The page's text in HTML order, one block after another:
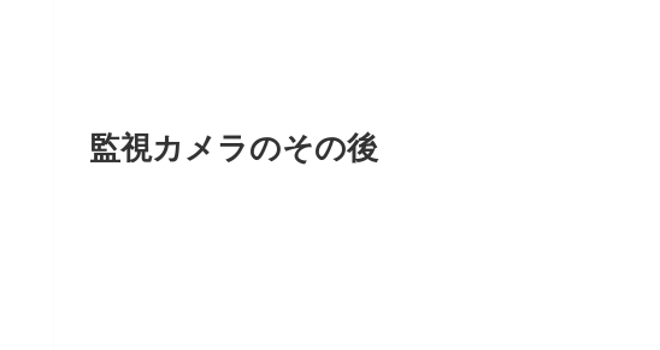
監視カメラのその後